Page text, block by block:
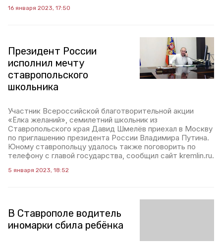
16 января 2023, 17:50
Президент России
исполнил мечту
ставропольского
школьника
Участник Всероссийской благотворительной акции
«Ёлка желаний», семилетний школьник из
Ставропольского края Давид Шмелёв приехал в Москву
по приглашению президента России Владимира Путина.
Юному ставропольцу удалось также поговорить по
телефону с главой государства, сообщил сайт kremlin.ru.
5 января 2023, 18:52
В Ставрополе водитель
иномарки сбила ребёнка